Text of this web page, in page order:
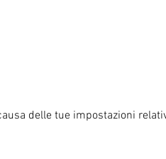
delle tue impostazioni